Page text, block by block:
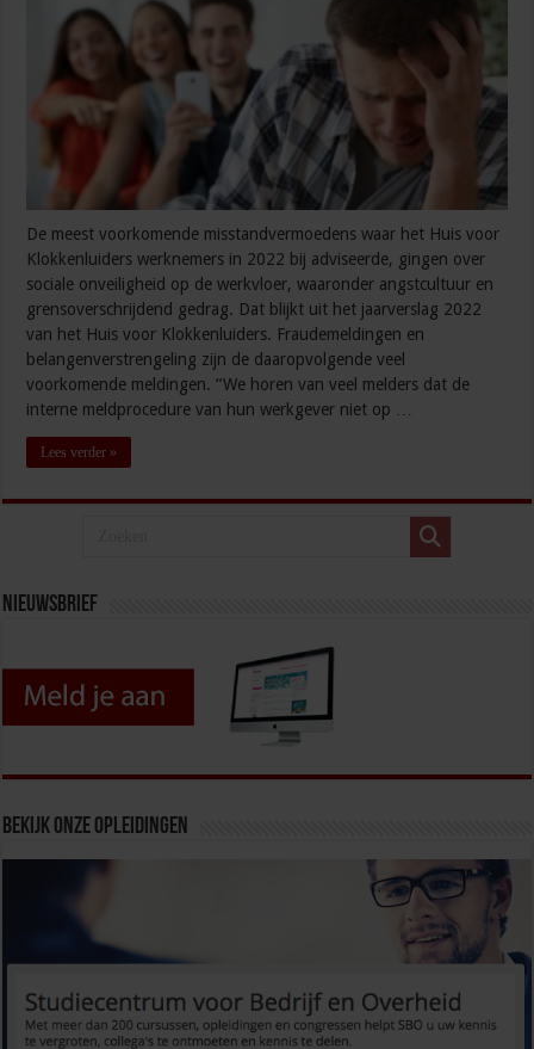
De meest voorkomende misstandvermoedens waar het Huis voor
Klokkenluiders werknemers in 2022 bij adviseerde, gingen over
sociale onveiligheid op de werkvloer, waaronder angstcultuur en
grensoverschrijdend gedrag. Dat blijkt uit het jaarverslag 2022
van het Huis voor Klokkenluiders. Fraudemeldingen en
belangenverstrengeling zijn de daaropvolgende veel
voorkomende meldingen. “We horen van veel melders dat de
interne meldprocedure van hun werkgever niet op …
Lees verder »
Nieuwsbrief
Bekijk onze opleidingen